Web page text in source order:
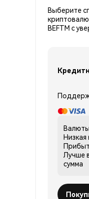
Выберите
BEFTM с
Валюты
Низкая
Лучше
сумма